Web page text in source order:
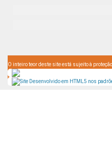
O inteiro teor deste site está sujeito à